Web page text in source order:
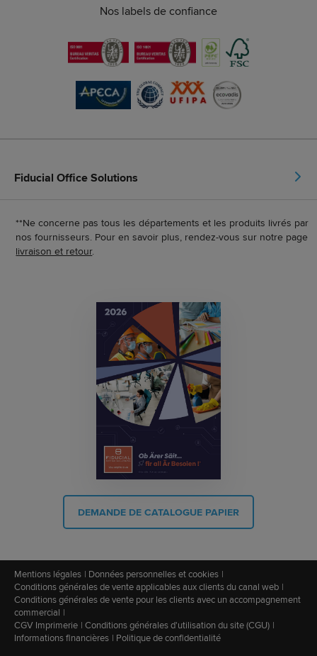
Nos labels de confiance
Fiducial Office Solutions
**Ne concerne pas tous les départements et les produits livrés par
nos fournisseurs. Pour en savoir plus, rendez-vous sur notre page
livraison et retour.
DEMANDE DE CATALOGUE PAPIER
Mentions légales
Données personnelles et cookies
Conditions générales de vente applicables aux clients du canal web
Conditions générales de vente pour les clients avec un accompagnement
commercial
CGV Imprimerie Conditions générales d'utilisation du site (CGU)
Informations financières
Politique de confidentialité